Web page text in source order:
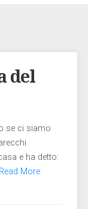
del
se ci siamo
e ha detto:
Read More